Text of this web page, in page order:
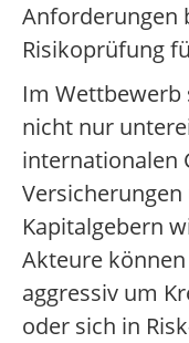
Anforderungen
Risikoprüfung
Im Wettbewerb
nicht nur
internationalen
Kapitalgebern
Akteure
aggressiv um
oder sich in